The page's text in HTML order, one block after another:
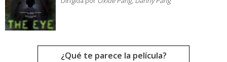
¿Qué te parece la película?